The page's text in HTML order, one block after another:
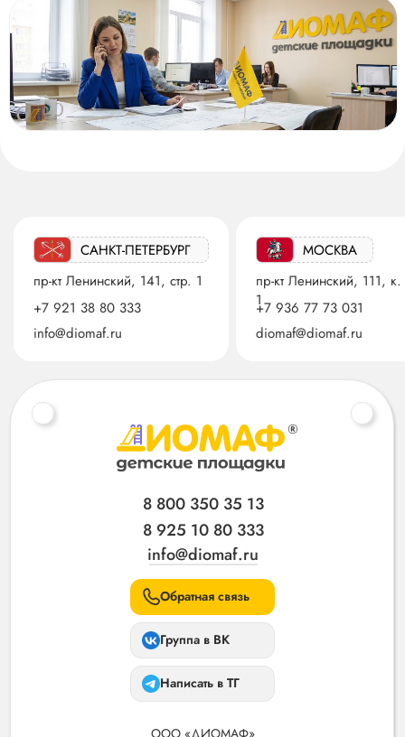
САНКТ-ПЕТЕРБУРГ
пр-кт Ленинский, 141, стр. 1
+7 921 38 80 333
info@diomaf.ru
МОСКВА
пр-кт Ленинский, 111, к.
1+7 936 77 73 031
diomaf@diomaf.ru
ООО «ДИОМАФ»
8 800 350 35 13
8 925 10 80 333
info@diomaf.ru
Обратная связь
Группа в ВК
Написать в ТГ